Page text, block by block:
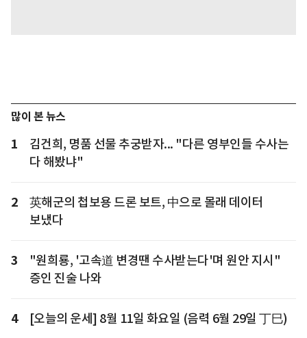
많이 본 뉴스
1
김건희, 명품 선물 추궁받자... "다른 영부인들 수사는
다 해봤냐"
2
英해군의 첩보용 드론 보트, 中으로 몰래 데이터
보냈다
3
"원희룡, '고속道 변경땐 수사받는다'며 원안 지시"
증인 진술 나와
4 [오늘의 운세] 8월 11일 화요일 (음력 6월 29일 丁巳)